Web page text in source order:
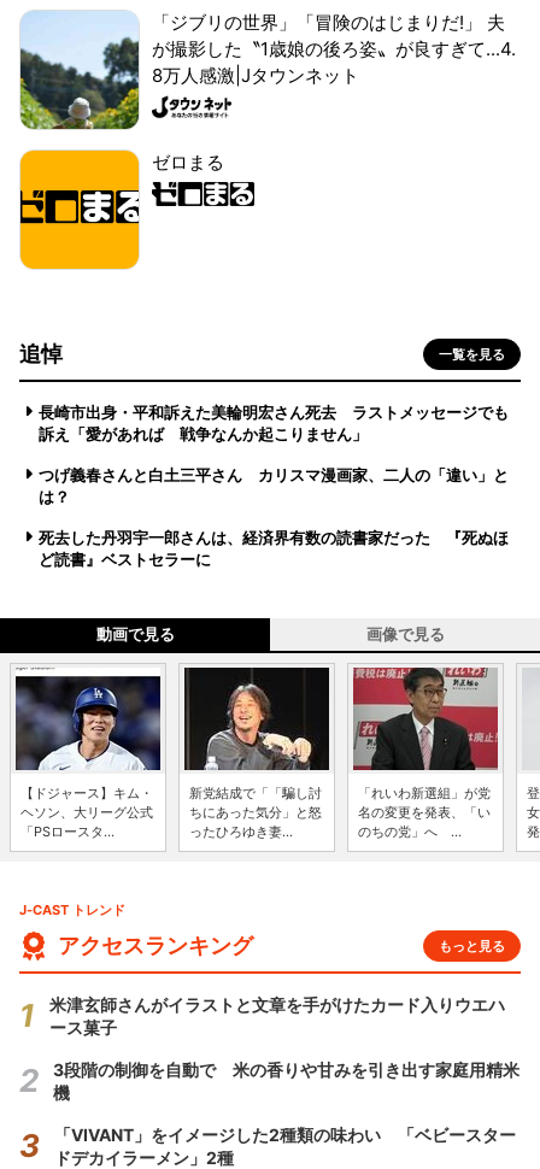
「ジブリの世界」「冒険のはじまりだ!」 夫
が撮影した〝1歳娘の後ろ姿〟が良すぎて...4.
8万人感激|Jタウンネット
ゼロまる
追悼 一覧を見る
長崎市出身・平和訴えた美輪明宏さん死去 ラストメッセージでも
訴え「愛があれば 戦争なんか起こりません」
つげ義春さんと白土三平さん カリスマ漫画家、二人の「違い」と
は？
死去した丹羽宇一郎さんは、経済界有数の読書家だった 『死ぬほ
ど読書』ベストセラーに
動画で見る 画像で見る
【ドジャース】キム・
ヘソン、大リーグ公式
「PSロースタ...
新党結成で「「騙し討
ちにあった気分」と怒
ったひろゆき妻...
「れいわ新選組」が党
名の変更を発表、「い
のちの党」へ ...
J-CAST トレンド
アクセスランキング もっと見る
米津玄師さんがイラストと文章を手がけたカード入りウエハ
ース菓子
3段階の制御を自動で 米の香りや甘みを引き出す家庭用精米
機
「VIVANT」をイメージした2種類の味わい 「ベビースター
ドデカイラーメン」2種